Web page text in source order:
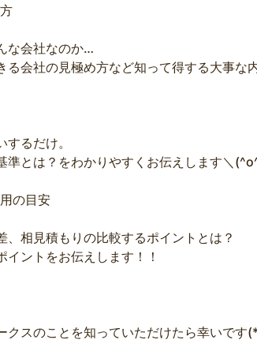
な会社なのか…
る会社の見極め方など知って得する大事な
るだけ。
準とは？をわかりやすくお伝えします＼
の目安
相見積もりの比較するポイントとは？
ントをお伝えします！！
クスのことを知っていただけたら幸いで